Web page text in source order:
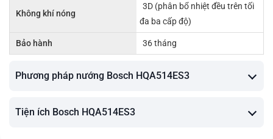
Không khí nóng
3D (phân bổ nhiệt đều trên tối
đa ba cấp độ)
Bảo hành 36 tháng
Phương pháp nướng Bosch HQA514ES3
Tiện ích Bosch HQA514ES3